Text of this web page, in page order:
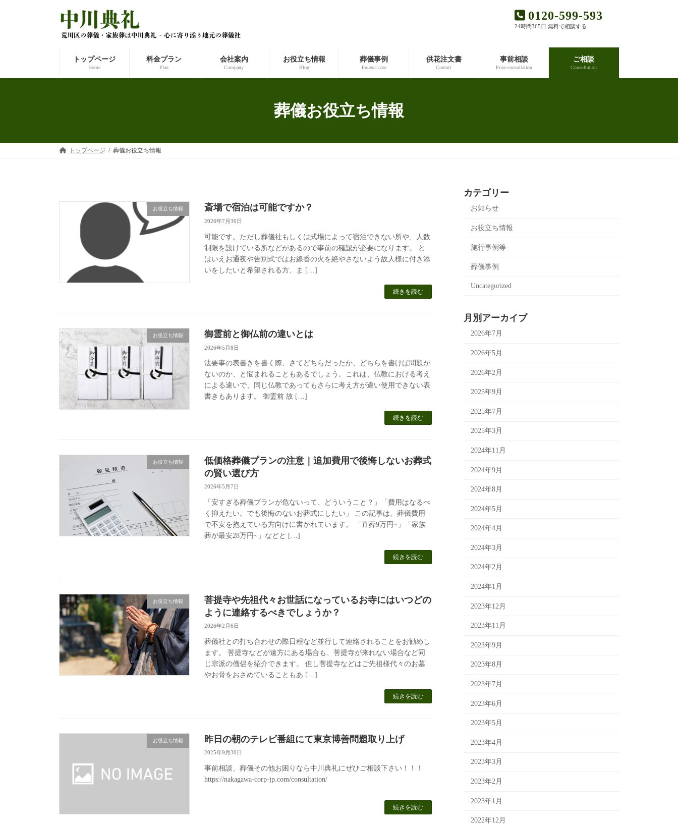
キ
に
0120-599-593
24時間365日 無料で相談する
トップページ
Home
料金プラン
Plan
会社案内
Company
お役立ち情報
Blog
葬儀事例
Funeral case
供花注文書
Contact
事前相談
Prior-consultation
ご相談
Consultation
葬儀お役立ち情報
トップページ 葬儀お役立ち情報
お役立ち情報 斎場で宿泊は可能ですか？
2026年7月30日
可能です。ただし葬儀社もしくは式場によって宿泊できない所や、人数
制限を設けている所などがあるので事前の確認が必要になります。 と
はいえお通夜や告別式ではお線香の火を絶やさないよう故人様に付き添
いをしたいと希望される方、ま […]
続きを読む
お役立ち情報 御霊前と御仏前の違いとは
2026年5月8日
法要事の表書きを書く際、さてどちらだったか、どちらを書けば問題が
ないのか、と悩まれることもあるでしょう。これは、仏教における考え
による違いで、同じ仏教であってもさらに考え方が違い使用できない表
書きもあります。 御霊前 故 […]
続きを読む
お役立ち情報
低価格葬儀プランの注意｜追加費用で後悔しないお葬式
の賢い選び方
2026年5月7日
「安すぎる葬儀プランが危ないって、どういうこと？」「費用はなるべ
く抑えたい。でも後悔のないお葬式にしたい」 この記事は、葬儀費用
で不安を抱えている方向けに書かれています。 「直葬9万円~」「家族
葬が最安28万円~」などと […]
続きを読む
お役立ち情報
菩提寺や先祖代々お世話になっているお寺にはいつどの
ように連絡するべきでしょうか？
2026年2月6日
葬儀社との打ち合わせの際日程など並行して連絡されることをお勧めし
ます。 菩提寺などが遠方にある場合も、菩提寺が来れない場合など同
じ宗派の僧侶を紹介できます。 但し菩提寺などはご先祖様代々のお墓
やお骨をおさめていることもあ […]
続きを読む
お役立ち情報 昨日の朝のテレビ番組にて東京博善問題取り上げ
2025年9月30日
事前相談、葬儀その他お困りなら中川典礼にぜひご相談下さい！！！
https://nakagawa-corp-jp.com/consultation/
続きを読む
カテゴリー
お知らせ
お役立ち情報
施行事例等
葬儀事例
Uncategorized
月別アーカイブ
2026年7月
2026年5月
2026年2月
2025年9月
2025年7月
2025年3月
2024年11月
2024年9月
2024年8月
2024年5月
2024年4月
2024年3月
2024年2月
2024年1月
2023年12月
2023年11月
2023年9月
2023年8月
2023年7月
2023年6月
2023年5月
2023年4月
2023年3月
2023年2月
2023年1月
2022年12月